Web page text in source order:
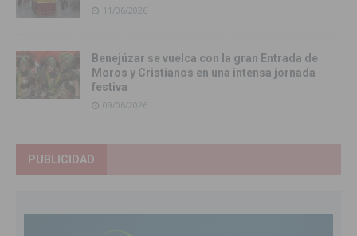
11/06/2026
Benejúzar se vuelca con la gran Entrada de
Moros y Cristianos en una intensa jornada
festiva
09/06/2026
PUBLICIDAD